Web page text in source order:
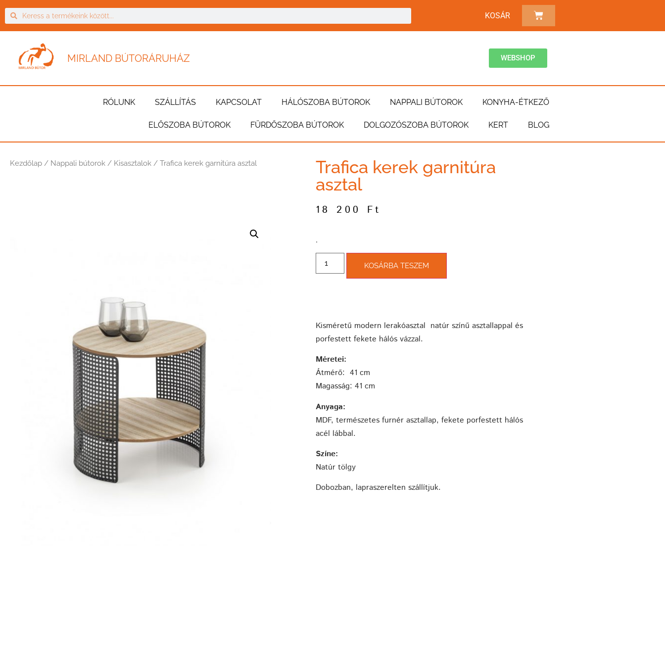
KOSÁR
MIRLAND BÚTORÁRUHÁZ WEBSHOP
RÓLUNK SZÁLLÍTÁS KAPCSOLAT HÁLÓSZOBA BÚTOROK NAPPALI BÚTOROK KONYHA-ÉTKEZŐ
ELŐSZOBA BÚTOROK FÜRDŐSZOBA BÚTOROK DOLGOZÓSZOBA BÚTOROK KERT BLOG
Kezdőlap / Nappali bútorok / Kisasztalok / Trafica kerek garnitúra asztal
Trafica kerek garnitúra
asztal
18 200 Ft
­.
KOSÁRBA TESZEM
Kisméretű modern lerakóasztal natúr színű asztallappal és
porfestett fekete hálós vázzal.
Méretei:
Átmérő: 41 cm
Magasság: 41 cm
Anyaga:
MDF, természetes furnér asztallap, fekete porfestett hálós
acél lábbal.
Színe:
Natúr tölgy
Dobozban, lapraszerelten szállítjuk.